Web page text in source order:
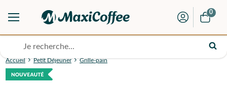
0
Accueil Petit Déjeuner Grille-pain